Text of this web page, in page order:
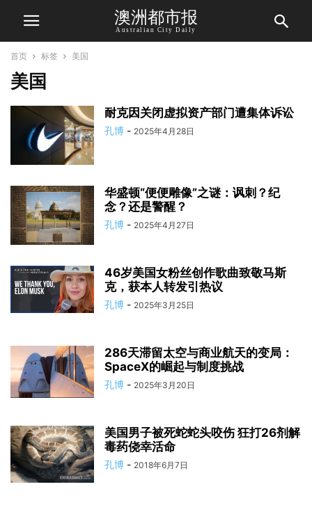
澳洲都市报
Australian City Daily
首页 标签 美国
美国
耐克因关闭虚拟资产部门遭集体诉讼
孔博 - 2025年4月28日
华盛顿“便便雕像”之谜：讽刺？纪
念？还是警醒？
孔博 - 2025年4月27日
46岁美国女粉丝创作歌曲致敬马斯
克，获本人转发引热议
孔博 - 2025年3月25日
286天滞留太空与商业航天的变局：
SpaceX的崛起与制度挑战
孔博 - 2025年3月20日
美国男子被死蛇蛇头咬伤 狂打26剂解
毒药侥幸活命
孔博 - 2018年6月7日